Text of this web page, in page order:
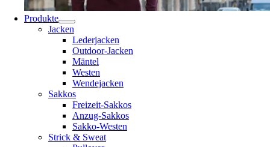
Produkte
Jacken
Lederjacken
Outdoor-Jacken
Mäntel
Westen
Wendejacken
Sakkos
Freizeit-Sakkos
Anzug-Sakkos
Sakko-Westen
Strick & Sweat